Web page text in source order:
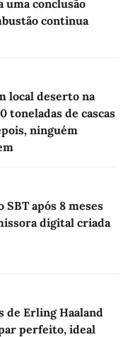
uma conclusão
continua
local deserto na
toneladas de cascas
ninguém
após 8 meses
digital criada
de Erling Haaland
perfeito, ideal